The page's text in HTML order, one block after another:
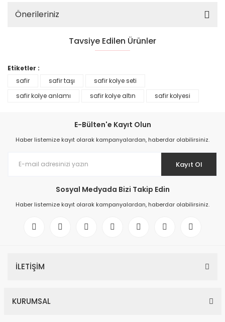
Önerileriniz
Tavsiye Edilen Ürünler
0,17 Karat Pırlanta Baget Yüzük F Renk
32.517,00 TL
Etiketler :
safir
safir taşı
safir kolye seti
safir kolye anlamı
safir kolye altın safir kolyesi
E-Bülten'e Kayıt Olun
Haber listemize kayıt olarak kampanyalardan, haberdar olabilirsiniz.
Kayıt Ol
Sosyal Medyada Bizi Takip Edin
Haber listemize kayıt olarak kampanyalardan, haberdar olabilirsiniz.
İLETİŞİM
KURUMSAL